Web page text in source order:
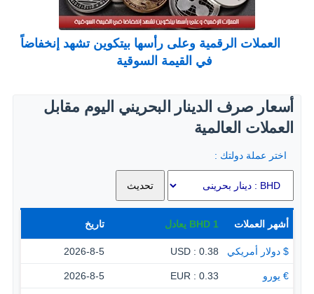
العملات الرقمية وعلى رأسها بيتكوين تشهد إنخفاضاً
في القيمة السوقية
أسعار صرف الدينار البحريني اليوم مقابل
العملات العالمية
اختر عملة دولتك :
أشهر العملات 1
BHD يعادل تاريخ
$ دولار أمريكي 0.38 : USD
2026-8-5
€ يورو 0.33 : EUR
2026-8-5